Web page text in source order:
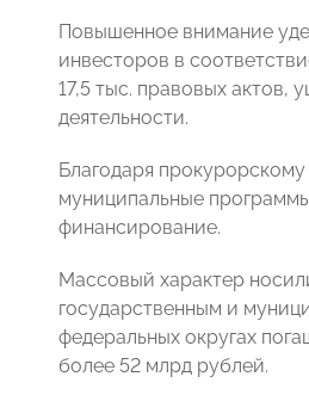
Повышенное внимание
инвесторов в
17,5 тыс. правовых
деятельности.
Благодаря
муниципальные
финансирование.
Массовый характер
государственным и
федеральных округах
более 52 млрд рублей.